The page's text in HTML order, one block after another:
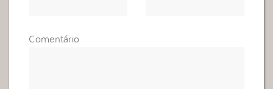
Comentário